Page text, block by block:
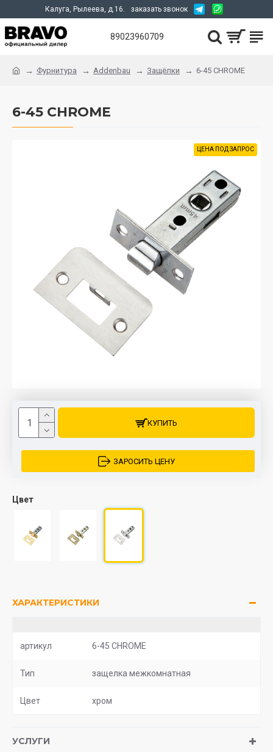
Калуга, Рылеева, д.16. заказать звонок
89023960709
Фурнитура Addenbau Защёлки 6-45 CHROME
6-45 CHROME
ЦЕНА ПОД ЗАПРОС
Цвет
КУПИТЬ
ЗАРОСИТЬ ЦЕНУ
ХАРАКТЕРИСТИКИ
артикул 6-45 CHROME
Тип защелка межкомнатная
Цвет хром
УСЛУГИ